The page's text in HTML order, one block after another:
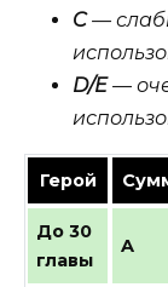
C—
D/E—
Герой
До 30
главы
A